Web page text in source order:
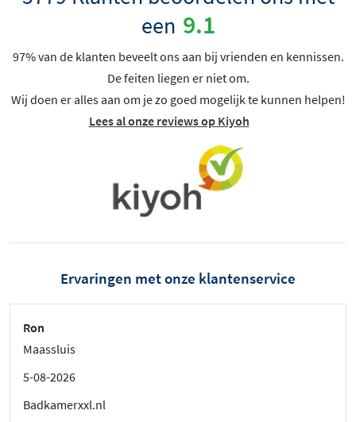
een 9.1
97% van de klanten beveelt ons aan bij vrienden en kennissen.
De feiten liegen er niet om.
Wij doen er alles aan om je zo goed mogelijk te kunnen helpen!
Lees al onze reviews op Kiyoh
Ervaringen met onze klantenservice
Ron
Maassluis
5-08-2026
Badkamerxxl.nl